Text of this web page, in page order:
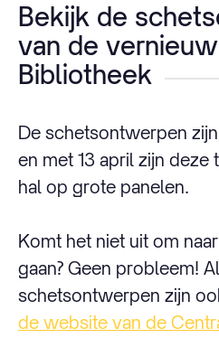
Bekijk de
van de
Bibliotheek
De schetsontwerpen
en met 13 april zijn deze
hal op grote panelen.
Komt het niet uit om
gaan? Geen probleem!
schetsontwerpen zijn
de website van de